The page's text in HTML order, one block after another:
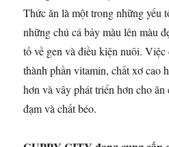
Thức ăn là một trong những yếu
những chú cá bảy màu lên màu
tố về gen và điều kiện nuôi. Việc
thành phần vitamin, chất xơ cao
hơn và vây phát triển hơn cho ăn
đạm và chất béo.